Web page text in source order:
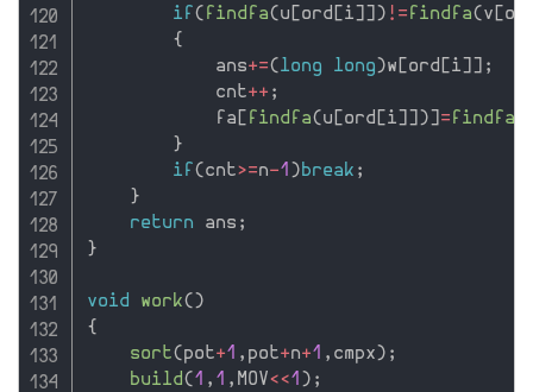
if ( findfa(u [ord [i] ] ) != findfa(v [
{
            ans
+=(long long)w [ord [i] ] ;
            cnt
++ ;
            fa
[ findfa(u [ord [i] ] )] = findfa
}
if (cnt>=n-1 )break ;
}
return ans ;
}
void work()
{
sort(pot+1 , pot+n+1 , cmpx) ;
build(1 , 1 , MOV<<1 ) ;